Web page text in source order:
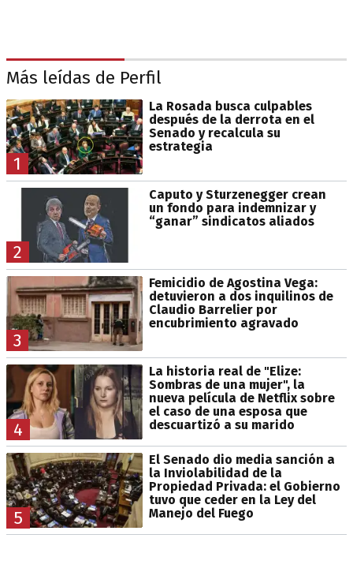
Más leídas de Perfil
1
La Rosada busca culpables
después de la derrota en el
Senado y recalcula su
estrategia
2
Caputo y Sturzenegger crean
un fondo para indemnizar y
“ganar” sindicatos aliados
3
Femicidio de Agostina Vega:
detuvieron a dos inquilinos de
Claudio Barrelier por
encubrimiento agravado
4
La historia real de "Elize:
Sombras de una mujer", la
nueva película de Netflix sobre
el caso de una esposa que
descuartizó a su marido
5
El Senado dio media sanción a
la Inviolabilidad de la
Propiedad Privada: el Gobierno
tuvo que ceder en la Ley del
Manejo del Fuego